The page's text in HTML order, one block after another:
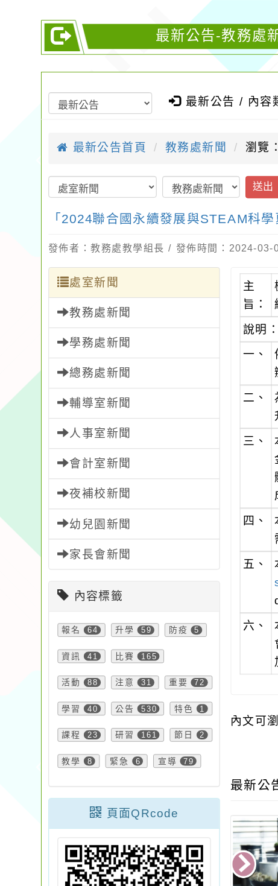
最新公告-教務處
最新公告 / 內容
最新公告首頁 教務處新聞 瀏覽
送出
「2024聯合國永續發展與STEAM科學
發佈者：教務處教學組長 / 發佈時間：2024-03-
處室新聞
教務處新聞
學務處新聞
總務處新聞
輔導室新聞
人事室新聞
會計室新聞
夜補校新聞
幼兒園新聞
家長會新聞
內容標籤
報名 64 升學 59 防疫 5
資訊 41 比賽 165
活動 88 注意 31 重要 72
學習 40 公告 530 特色 1
課程 23 研習 161 節日 2
教學 8 緊急 6 宣導 79
頁面QRcode
主
旨：
說明：
一、
二、
三、
四、
五、
六、
內文可
最新公